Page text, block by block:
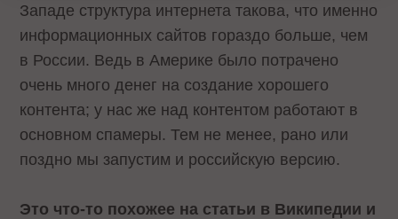
Западе структура интернета такова, что именно
информационных сайтов гораздо больше, чем
в России. Ведь в Америке было потрачено
очень много денег на создание хорошего
контента; у нас же над контентом работают в
основном спамеры. Тем не менее, рано или
поздно мы запустим и российскую версию.
Это что-то похожее на статьи в Википедии и